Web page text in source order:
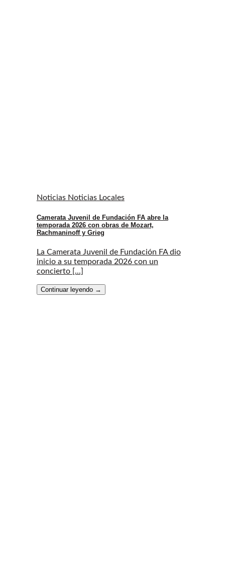
Noticias Noticias Locales
Camerata Juvenil de Fundación FA abre la
temporada 2026 con obras de Mozart,
Rachmaninoff y Grieg
La Camerata Juvenil de Fundación FA dio
inicio a su temporada 2026 con un
concierto [...]
Continuar leyendo →